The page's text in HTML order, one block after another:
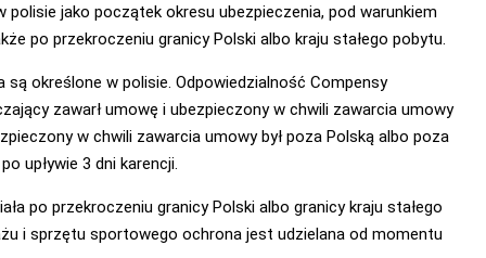
jako początek okresu ubezpieczenia, pod warunkiem
po przekroczeniu granicy Polski albo kraju stałego pobytu.
określone w polisie. Odpowiedzialność Compensy
zawarł umowę i ubezpieczony w chwili zawarcia umowy
w chwili zawarcia umowy był poza Polską albo poza
upływie 3 dni karencji.
po przekroczeniu granicy Polski albo granicy kraju stałego
i sprzętu sportowego ochrona jest udzielana od momentu